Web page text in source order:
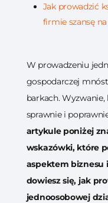
Jak prowadzić
firmie szansę
W prowadzeniu
gospodarczej
barkach.
sprawnie i
artykule poniżej
wskazówki, które
aspektem biznesu
dowiesz się, jak
jednoosobowej